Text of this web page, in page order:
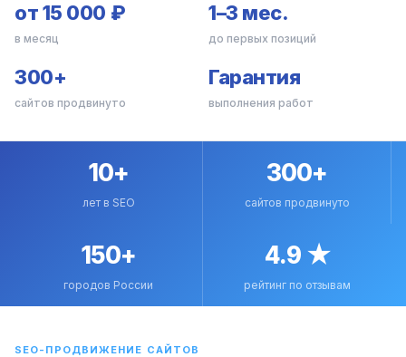
от 15 000 ₽
в месяц
1–3 мес.
до первых позиций
300+
сайтов продвинуто
Гарантия
выполнения работ
10+
лет в SEO
300+
сайтов продвинуто
150+
городов России
4.9 ★
рейтинг по отзывам
SEO-ПРОДВИЖЕНИЕ САЙТОВ